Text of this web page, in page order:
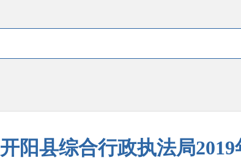
开阳县综合行政执法局